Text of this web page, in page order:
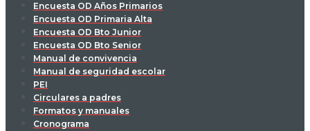
Encuesta OD Años Primarios
Encuesta OD Primaria Alta
Encuesta OD Bto Junior
Encuesta OD Bto Senior
Manual de convivencia
Manual de seguridad escolar
PEI
Circulares a padres
Formatos y manuales
Cronograma